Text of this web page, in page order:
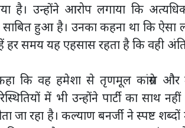
है। उन्होंने आरोप लगाया कि
हुआ है। उनका कहना था कि
समय यह एहसास रहता है कि वही
कि वह हमेशा से तृणमूल कांग्रेस
में भी उन्होंने पार्टी का साथ
जा रहा है। कल्याण बनर्जी ने स्पष्ट